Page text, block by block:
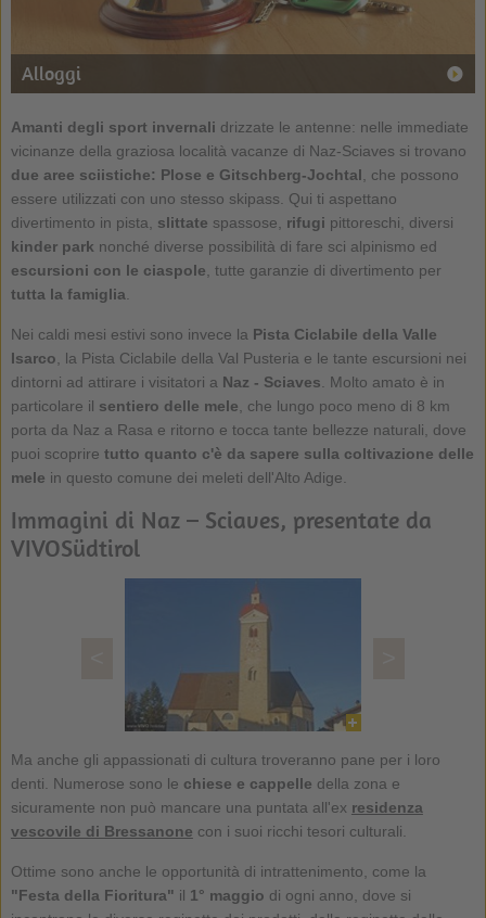
Alloggi
Amanti degli sport invernali drizzate le antenne: nelle immediate
vicinanze della graziosa località vacanze di Naz-Sciaves si trovano
due aree sciistiche: Plose e Gitschberg-Jochtal, che possono
essere utilizzati con uno stesso skipass. Qui ti aspettano
divertimento in pista, slittate spassose, rifugi pittoreschi, diversi
kinder park nonché diverse possibilità di fare sci alpinismo ed
escursioni con le ciaspole, tutte garanzie di divertimento per
tutta la famiglia.
Nei caldi mesi estivi sono invece la Pista Ciclabile della Valle
Isarco, la Pista Ciclabile della Val Pusteria e le tante escursioni nei
dintorni ad attirare i visitatori a Naz - Sciaves. Molto amato è in
particolare il sentiero delle mele, che lungo poco meno di 8 km
porta da Naz a Rasa e ritorno e tocca tante bellezze naturali, dove
puoi scoprire tutto quanto c'è da sapere sulla coltivazione delle
mele in questo comune dei meleti dell'Alto Adige.
Immagini di Naz – Sciaves, presentate da
VIVOSüdtirol
Ma anche gli appassionati di cultura troveranno pane per i loro
denti. Numerose sono le chiese e cappelle della zona e
sicuramente non può mancare una puntata all'ex residenza
vescovile di Bressanone con i suoi ricchi tesori culturali.
Ottime sono anche le opportunità di intrattenimento, come la
"Festa della Fioritura" il 1° maggio di ogni anno, dove si